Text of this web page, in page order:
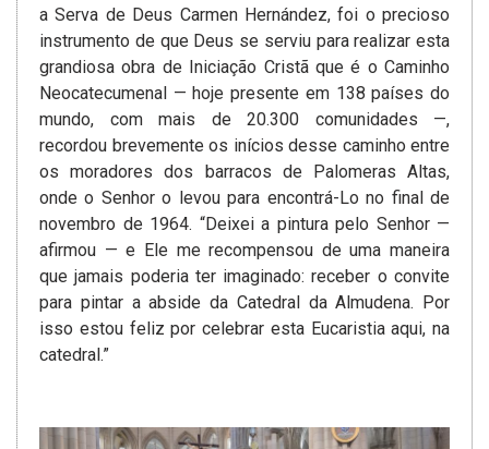
a Serva de Deus Carmen Hernández, foi o precioso
instrumento de que Deus se serviu para realizar esta
grandiosa obra de Iniciação Cristã que é o Caminho
Neocatecumenal — hoje presente em 138 países do
mundo, com mais de 20.300 comunidades —,
recordou brevemente os inícios desse caminho entre
os moradores dos barracos de Palomeras Altas,
onde o Senhor o levou para encontrá-Lo no final de
novembro de 1964. “Deixei a pintura pelo Senhor —
afirmou — e Ele me recompensou de uma maneira
que jamais poderia ter imaginado: receber o convite
para pintar a abside da Catedral da Almudena. Por
isso estou feliz por celebrar esta Eucaristia aqui, na
catedral.”